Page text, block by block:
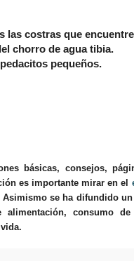
las costras que
chorro de agua tibia.
pequeños.
básicas, consejos,
es importante mirar en el
Asimismo se ha difundido
alimentación, consumo